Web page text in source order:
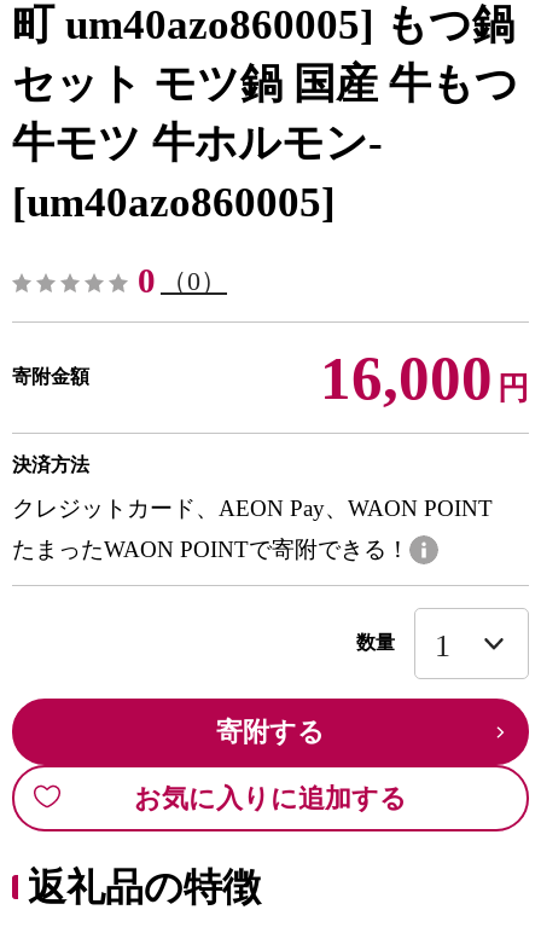
町 um40azo860005] もつ鍋
セット モツ鍋 国産 牛もつ
牛モツ 牛ホルモン-
[um40azo860005]
0 （0）
寄附金額 16,000 円
決済方法
クレジットカード、AEON Pay、WAON POINT
たまったWAON POINTで寄附できる！
数量
寄附する
お気に入りに追加する
返礼品の特徴